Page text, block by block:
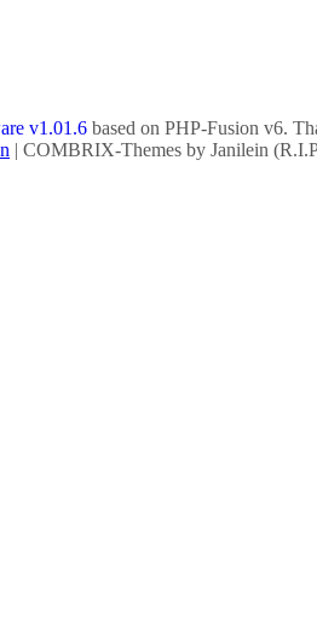
v1.01.6 based on PHP-Fusion v6.
| COMBRIX-Themes by Janilein